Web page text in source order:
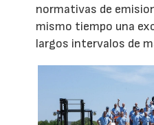
normativas de
mismo tiempo una
largos intervalos de